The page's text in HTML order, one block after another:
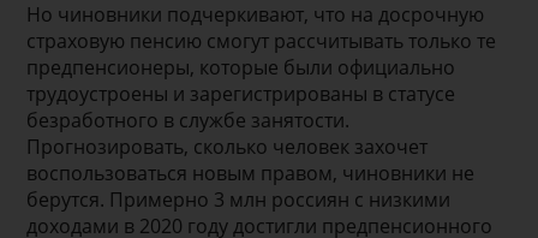
Но чиновники подчеркивают, что на досрочную
страховую пенсию смогут рассчитывать только те
предпенсионеры, которые были официально
трудоустроены и зарегистрированы в статусе
безработного в службе занятости.
Прогнозировать, сколько человек захочет
воспользоваться новым правом, чиновники не
берутся. Примерно 3 млн россиян с низкими
доходами в 2020 году достигли предпенсионного